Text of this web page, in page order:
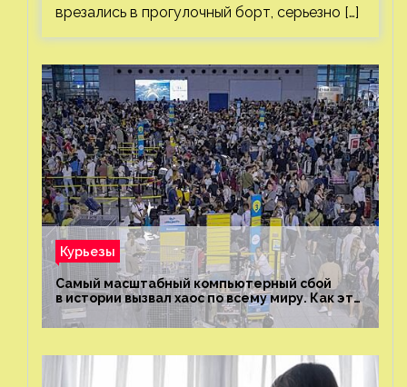
врезались в прогулочный борт, серьезно […]
Курьезы
Самый масштабный компьютерный сбой
в истории вызвал хаос по всему миру. Как это
было?